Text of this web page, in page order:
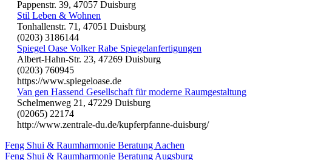
Pappenstr. 39, 47057 Duisburg
Stil Leben & Wohnen
Tonhallenstr. 71, 47051 Duisburg
(0203) 3186144
Spiegel Oase Volker Rabe Spiegelanfertigungen
Albert-Hahn-Str. 23, 47269 Duisburg
(0203) 760945
https://www.spiegeloase.de
Van gen Hassend Gesellschaft für moderne Raumgestaltung
Schelmenweg 21, 47229 Duisburg
(02065) 22174
http://www.zentrale-du.de/kupferpfanne-duisburg/
Feng Shui & Raumharmonie Beratung Aachen
Feng Shui & Raumharmonie Beratung Augsburg